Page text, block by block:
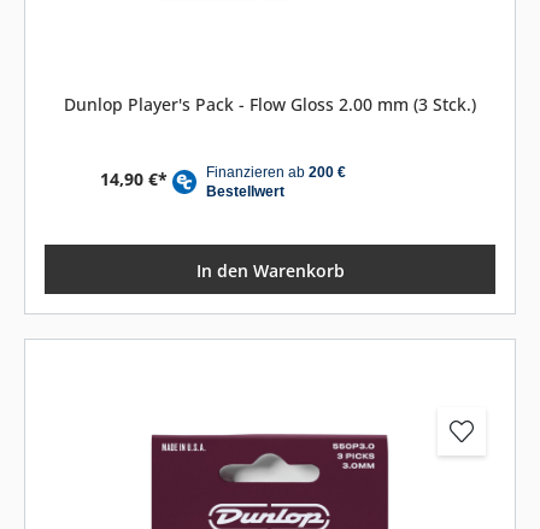
Dunlop Player's Pack - Flow Gloss 2.00 mm (3 Stck.)
14,90 €*
In den Warenkorb